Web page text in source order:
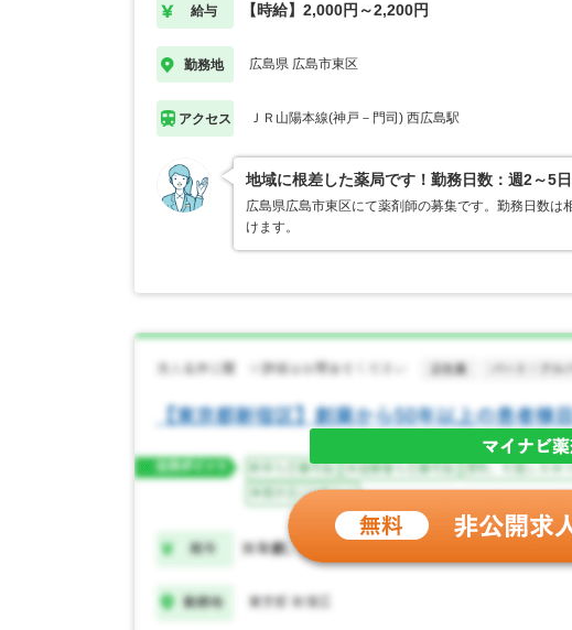
給与 【時給】2,000円～2,200円
勤務地 広島県 広島市東区
アクセス ＪＲ山陽本線(神戸－門司) 西広島駅
地域に根差した薬局です！勤務日数：週2～5
広島県広島市東区にて薬剤師の募集です。勤務日数
けます。